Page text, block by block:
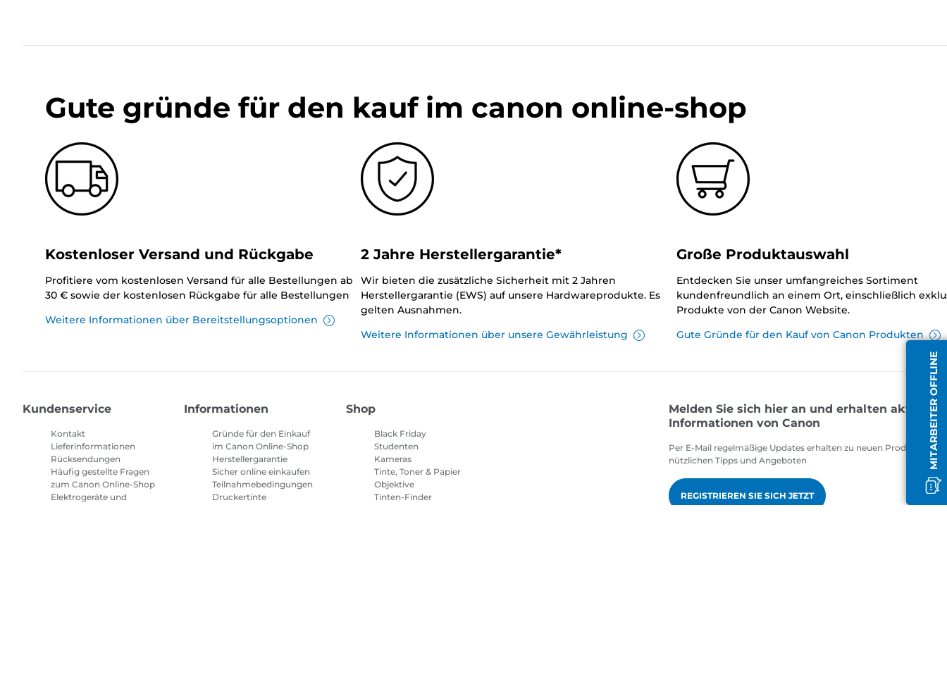
MITARBEITER OFFLINE
Gute gründe für den kauf im canon online-shop
Kostenloser Versand und Rückgabe
Profitiere vom kostenlosen Versand für alle Bestellungen ab
30 € sowie der kostenlosen Rückgabe für alle Bestellungen
Weitere Informationen über Bereitstellungsoptionen
2 Jahre Herstellergarantie*
Wir bieten die zusätzliche Sicherheit mit 2 Jahren
Herstellergarantie (EWS) auf unsere Hardwareprodukte. Es
gelten Ausnahmen.
Weitere Informationen über unsere Gewährleistung
Große Produktauswahl
Entdecken Sie unser umfangreiches Sortiment
kundenfreundlich an einem Ort, einschließlich
Produkte von der Canon Website.
Gute Gründe für den Kauf von Canon Produkten
Kundenservice
Kontakt
Lieferinformationen
Rücksendungen
Häufig gestellte Fragen
zum Canon Online-Shop
Elektrogeräte und
Informationen
Gründe für den Einkauf
im Canon Online-Shop
Herstellergarantie
Sicher online einkaufen
Teilnahmebedingungen
Druckertinte
Shop
Black Friday
Studenten
Kameras
Tinte, Toner & Papier
Objektive
Tinten-Finder
Melden Sie sich hier an und erhalten aktuelle
Informationen von Canon
Per E-Mail regelmäßige Updates erhalten zu neuen Produkten,
nützlichen Tipps und Angeboten
REGISTRIEREN SIE SICH JETZT